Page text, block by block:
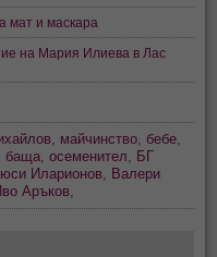
мат и маскара
на Мария Илиева в Лас
майчинство бебе
баща ,осеменител
БГ
Иларионов
Валери
Аръков